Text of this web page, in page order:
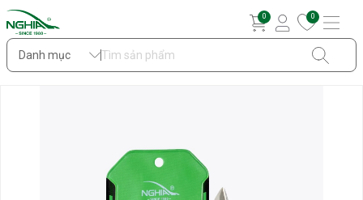
Danh mục
0 0